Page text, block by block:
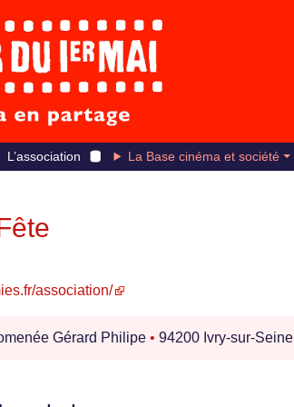
L’association La Base cinéma et société
association/
Gérard Philipe • 94200 Ivry-sur-Seine